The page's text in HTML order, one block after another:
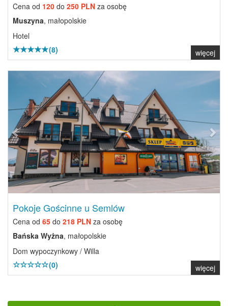
Cena od 120 do 250 PLN za osobę
Muszyna, małopolskie
Hotel
(8)
więcej
Previous Next
Pokoje Gościnne u Semlów
Cena od 65 do 218 PLN za osobę
Bańska Wyżna, małopolskie
Dom wypoczynkowy / Willa
(0)
więcej